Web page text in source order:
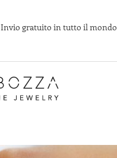
Invio gratuito in tutto il mondo